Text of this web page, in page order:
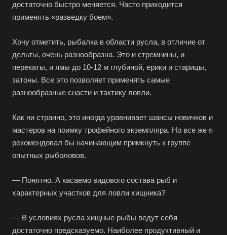
достаточно быстро меняется. Часто приходится
применять «разведку боем».
Хочу отметить, рыбалка в области русла, в отличие от
дельты, очень разнообразна. Это и стремнины, и
перекаты, и ямы до 10-12 м глубиной, ерики и старицы,
затоны. Все это позволяет применять самые
разнообразные снасти и тактику ловли.
Как ни странно, это иногда уравнивает шансы новичков и
мастеров на поимку трофейного экземпляра. Но все же я
рекомендовал бы начинающим примкнуть к группе
опытных рыболовов.
— Понятно. А касаемо видового состава рыб и
характерных участков для ловли хищника?
— В условиях русла хищные рыбы ведут себя
достаточно предсказуемо. Наиболее продуктивный и